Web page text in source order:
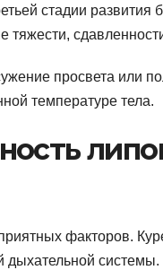
стадии развития
тяжести,
просвета или
температуре тела.
факторов.
системы.